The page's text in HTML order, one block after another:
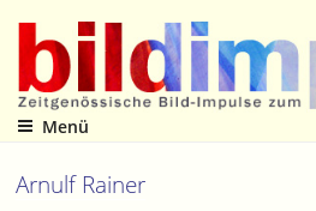
Inhalt
springen
Zeitgenössische Bild-Impulse zum
Menü
Arnulf Rainer